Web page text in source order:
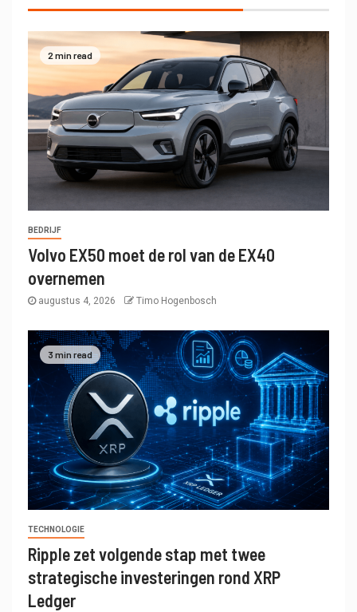
2 min read
BEDRIJF
Volvo EX50 moet de rol van de EX40
overnemen
augustus 4, 2026 Timo Hogenbosch
3 min read
TECHNOLOGIE
Ripple zet volgende stap met twee
strategische investeringen rond XRP
Ledger